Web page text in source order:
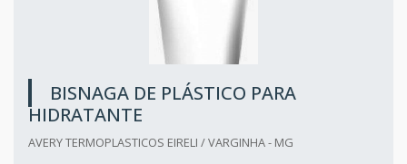
BISNAGA DE PLÁSTICO PARA
HIDRATANTE
AVERY TERMOPLASTICOS EIRELI / VARGINHA - MG